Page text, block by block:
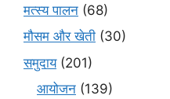
मत्स्य पालन (68)
मौसम और खेती (30)
समुदाय(201)
आयोजन (139)